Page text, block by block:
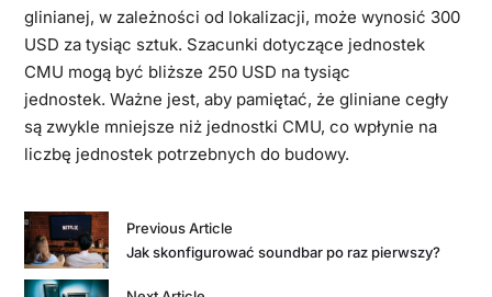
glinianej, w zależności od lokalizacji, może wynosić 300
USD za tysiąc sztuk. Szacunki dotyczące jednostek
CMU mogą być bliższe 250 USD na tysiąc
jednostek. Ważne jest, aby pamiętać, że gliniane cegły
są zwykle mniejsze niż jednostki CMU, co wpłynie na
liczbę jednostek potrzebnych do budowy.
Previous Article
Jak skonfigurować soundbar po raz pierwszy?